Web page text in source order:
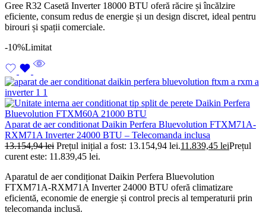
Gree R32 Casetă Inverter 18000 BTU oferă răcire și încălzire
eficiente, consum redus de energie și un design discret, ideal pentru
birouri și spații comerciale.
-10%Limitat
Aparat de aer conditionat Daikin Perfera Bluevolution FTXM71A-
RXM71A Inverter 24000 BTU – Telecomanda inclusa
13.154,94lei Prețul inițial a fost: 13.154,94 lei.11.839,45 leiPrețul
curent este: 11.839,45 lei.
Aparatul de aer condiționat Daikin Perfera Bluevolution
FTXM71A-RXM71A Inverter 24000 BTU oferă climatizare
eficientă, economie de energie și control precis al temperaturii prin
telecomanda inclusă.